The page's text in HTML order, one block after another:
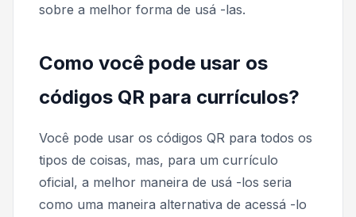
sobre a melhor forma de usá -las.
Como você pode usar os
códigos QR para currículos?
Você pode usar os códigos QR para todos os
tipos de coisas, mas, para um currículo
oficial, a melhor maneira de usá -los seria
como uma maneira alternativa de acessá -lo